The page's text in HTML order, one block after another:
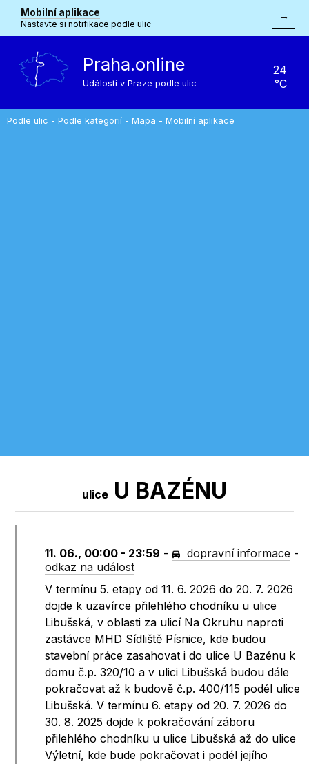
Mobilní aplikace
Nastavte si notifikace podle ulic
→
Praha.online
Události v Praze podle ulic
24
°C
Podle ulic - Podle kategorií - Mapa - Mobilní aplikace
ulice U BAZÉNU
11. 06., 00:00 - 23:59 - dopravní informace -
odkaz na událost
V termínu 5. etapy od 11. 6. 2026 do 20. 7. 2026
dojde k uzavírce přilehlého chodníku u ulice
Libušská, v oblasti za ulicí Na Okruhu naproti
zastávce MHD Sídliště Písnice, kde budou
stavební práce zasahovat i do ulice U Bazénu k
domu č.p. 320/10 a v ulici Libušská budou dále
pokračovat až k budově č.p. 400/115 podél ulice
Libušská. V termínu 6. etapy od 20. 7. 2026 do
30. 8. 2025 dojde k pokračování záboru
přilehlého chodníku u ulice Libušská až do ulice
Výletní, kde bude pokračovat i podél jejího